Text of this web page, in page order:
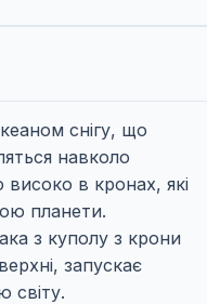
снігу, що
навколо
високо в кронах, які
планети.
з куполу з крони
запускає
світу.